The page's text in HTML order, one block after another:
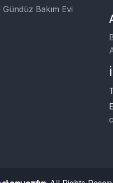
Gündüz Bakım Evi